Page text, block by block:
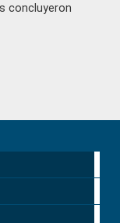
concluyeron